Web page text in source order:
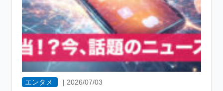
エンタメ | 2026/07/03